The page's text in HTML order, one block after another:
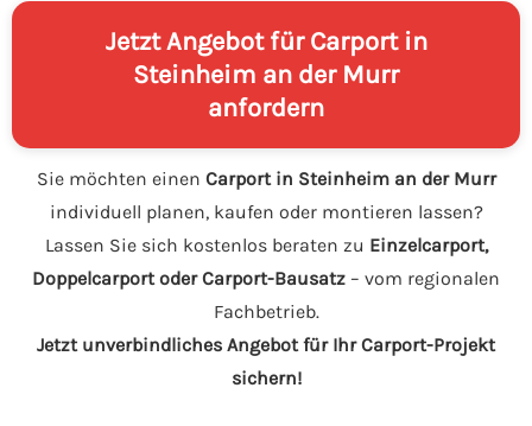
Jetzt Angebot für Carport in
Steinheim an der Murr
anfordern
Sie möchten einen Carport in Steinheim an der Murr
individuell planen, kaufen oder montieren lassen?
Lassen Sie sich kostenlos beraten zu Einzelcarport,
Doppelcarport oder Carport-Bausatz – vom regionalen
Fachbetrieb.
Jetzt unverbindliches Angebot für Ihr Carport-Projekt
sichern!